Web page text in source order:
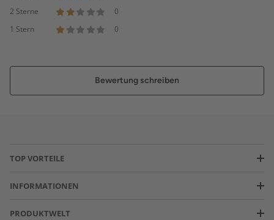
2 Sterne
0
1 Stern
0
Bewertung schreiben
TOP VORTEILE
INFORMATIONEN
PRODUKTWELT